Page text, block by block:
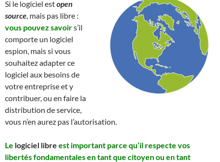
Si le logiciel estopen
source, mais pas libre :
vous pouvez savoirs’il
comporte un logiciel
espion, mais si vous
souhaitez adapter ce
logiciel aux besoins de
votre entreprise et y
contribuer, ou en faire la
distribution de service,
vous n’en aurez pas l’autorisation.
Le logiciel libre est important parce qu’il respecte vos
libertés fondamentales en tant que citoyen ou en tant